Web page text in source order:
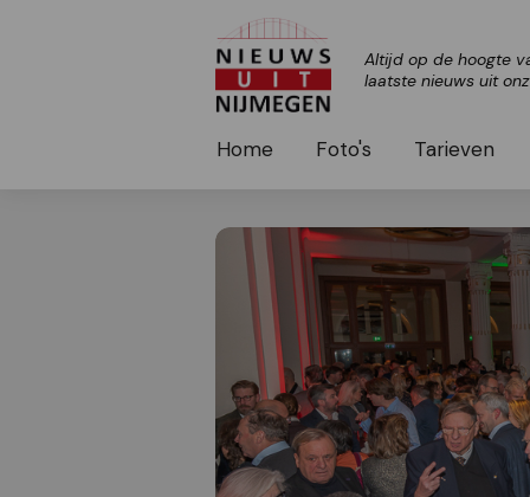
Altijd op de hoogte
laatste nieuws uit
Home Foto's Tarieven